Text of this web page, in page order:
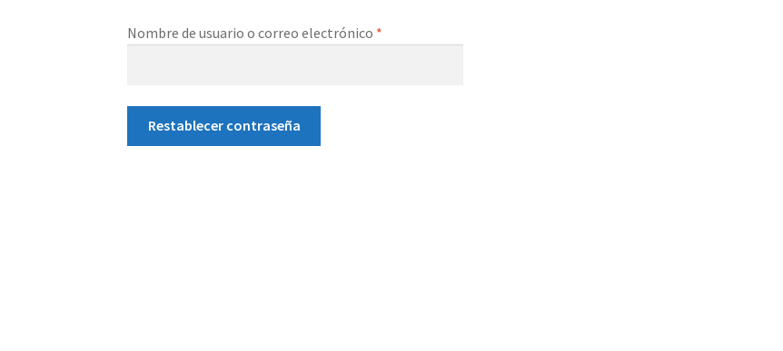
Nombre de usuario o correo electrónico *
Restablecer contraseña